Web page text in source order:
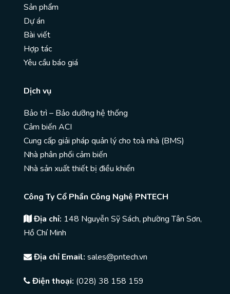
Sản phẩm
Dự án
Bài viết
Hợp tác
Yêu cầu báo giá
Dịch vụ
Bảo trì – Bảo dưỡng hệ thống
Cảm biến ACI
Cung cấp giải pháp quản lý cho toà nhà (BMS)
Nhà phân phối cảm biến
Nhà sản xuất thiết bị điều khiển
Công Ty Cổ Phần Công Nghệ PNTECH
Địa chỉ: 148 Nguyễn Sỹ Sách, phường Tân Sơn,
Hồ Chí Minh
Địa chỉ Email: sales@pntech.vn
Điện thoại: (028) 38 158 159